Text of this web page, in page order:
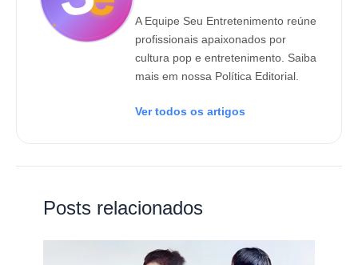
A Equipe Seu Entretenimento reúne
profissionais apaixonados por
cultura pop e entretenimento. Saiba
mais em nossa Política Editorial.
Ver todos os artigos
Posts relacionados